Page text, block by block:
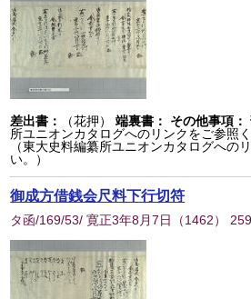
差出書： （花押） 端裏書： その他事項：
所ユニオンカタログへのリンクをご参照く
（東大史料編纂所ユニオンカタログへの
い。）
御成方借銭会尺料下行切符
タ函/169/53/ 寛正3年8月7日 （1462）